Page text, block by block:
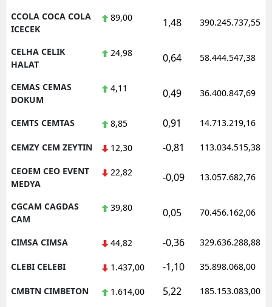
CCOLA COCA COLA
ICECEK
89,00 1,48 390.245.737,55
CELHA CELIK
HALAT
24,98 0,64 58.444.547,38
CEMAS CEMAS
DOKUM
4,11 0,49 36.400.847,69
CEMTS CEMTAS 8,85 0,91 14.713.219,16
CEMZY CEM ZEYTIN 12,30 -0,81 113.034.515,38
CEOEM CEO EVENT
MEDYA
22,82 -0,09 13.057.682,76
CGCAM CAGDAS
CAM
39,80 0,05 70.456.162,06
CIMSA CIMSA 44,82 -0,36 329.636.288,88
CLEBI CELEBI 1.437,00 -1,10 35.898.068,00
CMBTN CIMBETON 1.614,00 5,22 185.153.083,00